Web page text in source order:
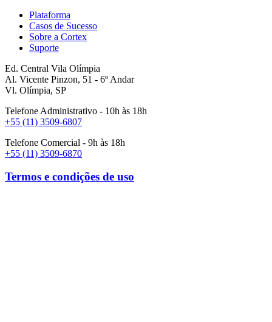
Plataforma
Casos de Sucesso
Sobre a Cortex
Suporte
Ed. Central Vila Olímpia
Al. Vicente Pinzon, 51 - 6º Andar
Vl. Olímpia, SP
Telefone Administrativo - 10h às 18h
+55 (11) 3509-6807
Telefone Comercial - 9h às 18h
+55 (11) 3509-6870
Termos e condições de uso